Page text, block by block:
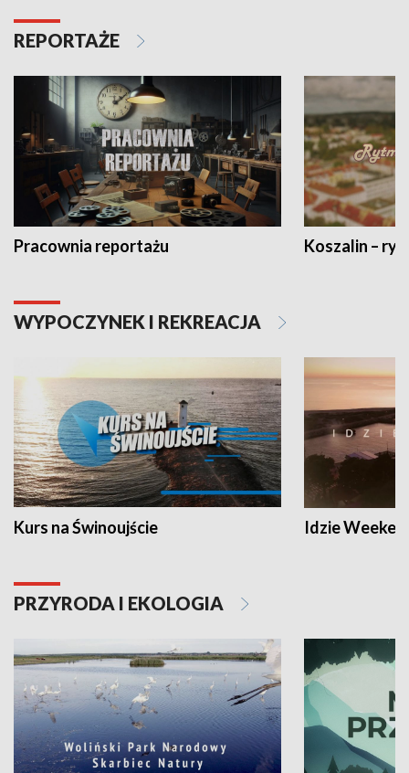
REPORTAŻE
Pracownia reportażu Koszalin –
WYPOCZYNEK I REKREACJA
Kurs na Świnoujście Idzie
PRZYRODA I EKOLOGIA